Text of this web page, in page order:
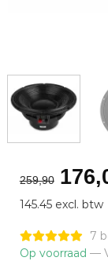
259,90
prijs
was:
145.45 excl. btw
7
Op voorraad —